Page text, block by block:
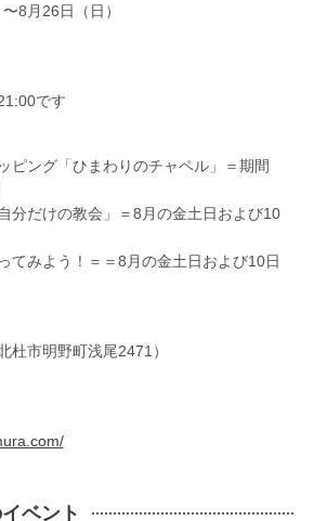
8月26日（日）
です
ピング「ひまわりのチャペル」＝期間
分だけの教会」＝8月の金土日および10
てみよう！＝＝8月の金土日および10日
杜市明野町浅尾2471）
ベント